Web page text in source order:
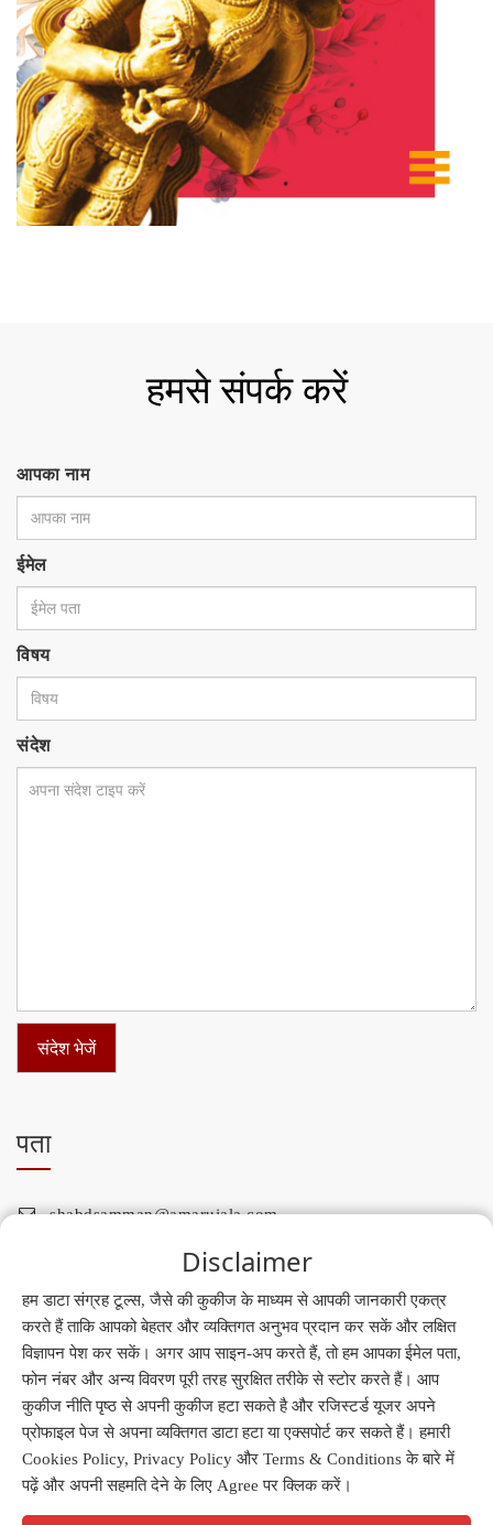
हमसे संपर्क करें
आपका नाम
ईमेल
विषय
संदेश
संदेश भेजें
पता
shabdsamman@amarujala.com
© Copyright shabdsamman.amarujala.com. All right
Disclaimer
हम डाटा संग्रह टूल्स, जैसे की कुकीज के माध्यम से आपकी जानकारी एकत्र
करते हैं ताकि आपको बेहतर और व्यक्तिगत अनुभव प्रदान कर सकें और लक्षित
विज्ञापन पेश कर सकें। अगर आप साइन-अप करते हैं, तो हम आपका ईमेल पता,
फोन नंबर और अन्य विवरण पूरी तरह सुरक्षित तरीके से स्टोर करते हैं। आप
कुकीज नीति पृष्ठ से अपनी कुकीज हटा सकते है और रजिस्टर्ड यूजर अपने
प्रोफाइल पेज से अपना व्यक्तिगत डाटा हटा या एक्सपोर्ट कर सकते हैं। हमारी
Cookies Policy, Privacy Policy और Terms & Conditions के बारे में
पढ़ें और अपनी सहमति देने के लिए Agree पर क्लिक करें।